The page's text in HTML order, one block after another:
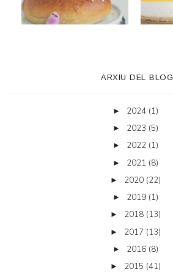
ARXIU DEL BLOG
► 2024 (1)
► 2023 (5)
► 2022 (1)
► 2021 (8)
► 2020 (22)
► 2019 (1)
► 2018 (13)
► 2017 (13)
► 2016 (8)
► 2015 (41)